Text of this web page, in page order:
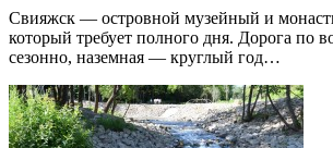
Свияжск — островной музейный и
который требует полного дня. Дорога по
сезонно, наземная — круглый год…